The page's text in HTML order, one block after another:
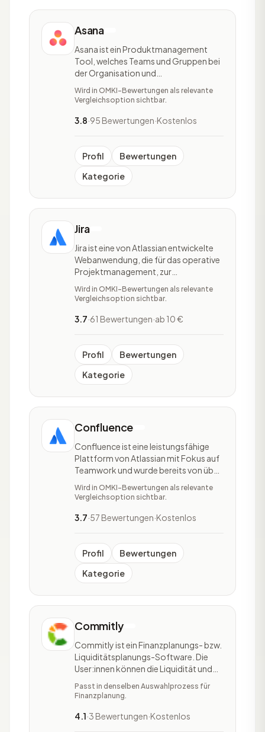
Asana
Asana ist ein Produktmanagement
Tool, welches Teams und Gruppen bei
der Organisation und
Aufgabenverteilung sowie der
Verfolgung ihrer Arbeit
geräteunabhängig nutzbar, wodurch
jederzeit abrufbar sind. Asana ist
vielfältig einsetzbar,
Wird in OMKI-Bewertungen als relevante
Vergleichsoption sichtbar.
3.8·95 Bewertungen·Kostenlos
Profil
Bewertungen
Kategorie
Jira
Jira ist eine von Atlassian entwickelte
Webanwendung, die für das operative
Projektmanagement, zur
Fehlerverwaltung und
Problembehandlung genutzt wird. Das
Softwareentwicklung und zum
Bereichen angewendet. Jira ist durch
die Vielzah
Wird in OMKI-Bewertungen als relevante
Vergleichsoption sichtbar.
3.7·61 Bewertungen·ab 10 €
Profil
Bewertungen
Kategorie
Confluence
Confluence ist eine leistungsfähige
Plattform von Atlassian mit Fokus auf
Teamwork und wurde bereits von über
40.000 Teams eingesetzt. Die
kommerzielle Wiki-Software, die vom
entwickelt und als Enterprise Wiki
und Kommunikation
Wird in OMKI-Bewertungen als relevante
Vergleichsoption sichtbar.
3.7·57 Bewertungen·Kostenlos
Profil
Bewertungen
Kategorie
Commitly
Commitly ist ein Finanzplanungs- bzw.
Liquiditätsplanungs-Software. Die
User:innen können die Liquidität und
Cashflows ihres Unternehmens
überwachen und planen. Der
Überwachung und Erstellung von
Passt in denselben Auswahlprozess für
Finanzplanung.
4.1·3 Bewertungen·Kostenlos